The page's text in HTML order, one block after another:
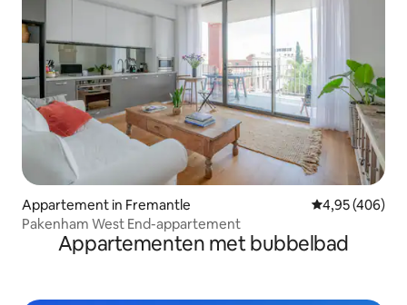
Appartement in Fremantle Gemiddelde
4,95 (406)
Pakenham West End-appartement
Appartementen met bubbelbad